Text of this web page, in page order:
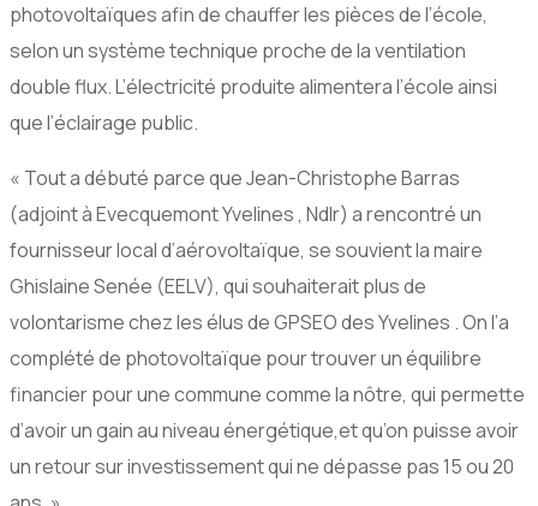
photovoltaïques afin de chauffer les pièces de l’école,
selon un système technique proche de la ventilation
double flux. L’électricité produite alimentera l’école ainsi
que l’éclairage public.
« Tout a débuté parce que Jean-Christophe Barras
(adjoint à Evecquemont Yvelines , Ndlr) a rencontré un
fournisseur local d’aérovoltaïque, se souvient la maire
Ghislaine Senée (EELV), qui souhaiterait plus de
volontarisme chez les élus de GPSEO des Yvelines . On l’a
complété de photovoltaïque pour trouver un équilibre
financier pour une commune comme la nôtre, qui permette
d’avoir un gain au niveau énergétique,et qu’on puisse avoir
un retour sur investissement qui ne dépasse pas 15 ou 20